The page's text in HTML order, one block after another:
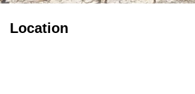
Location